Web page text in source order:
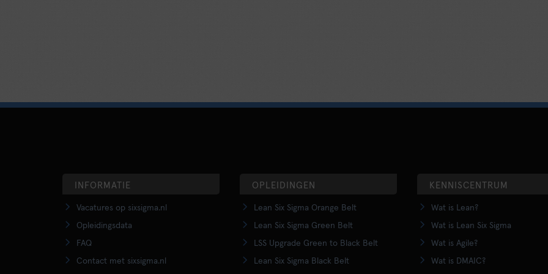
INFORMATIE
Vacatures op sixsigma.nl
Opleidingsdata
FAQ
Contact met sixsigma.nl
OPLEIDINGEN
Lean Six Sigma Orange Belt
Lean Six Sigma Green Belt
LSS Upgrade Green to Black Belt
Lean Six Sigma Black Belt
KENNISCENTRUM
Wat is Lean?
Wat is Lean Six Sigma
Wat is Agile?
Wat is DMAIC?